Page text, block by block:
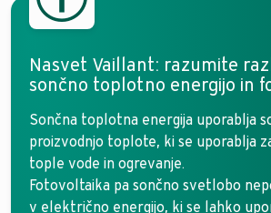
Nasvet Vaillant: razumite
sončno toplotno energijo in
Sončna toplotna energija uporablja
proizvodnjo toplote, ki se uporablja
tople vode in ogrevanje.
Fotovoltaika pa sončno svetlobo
v električno energijo, ki se lahko